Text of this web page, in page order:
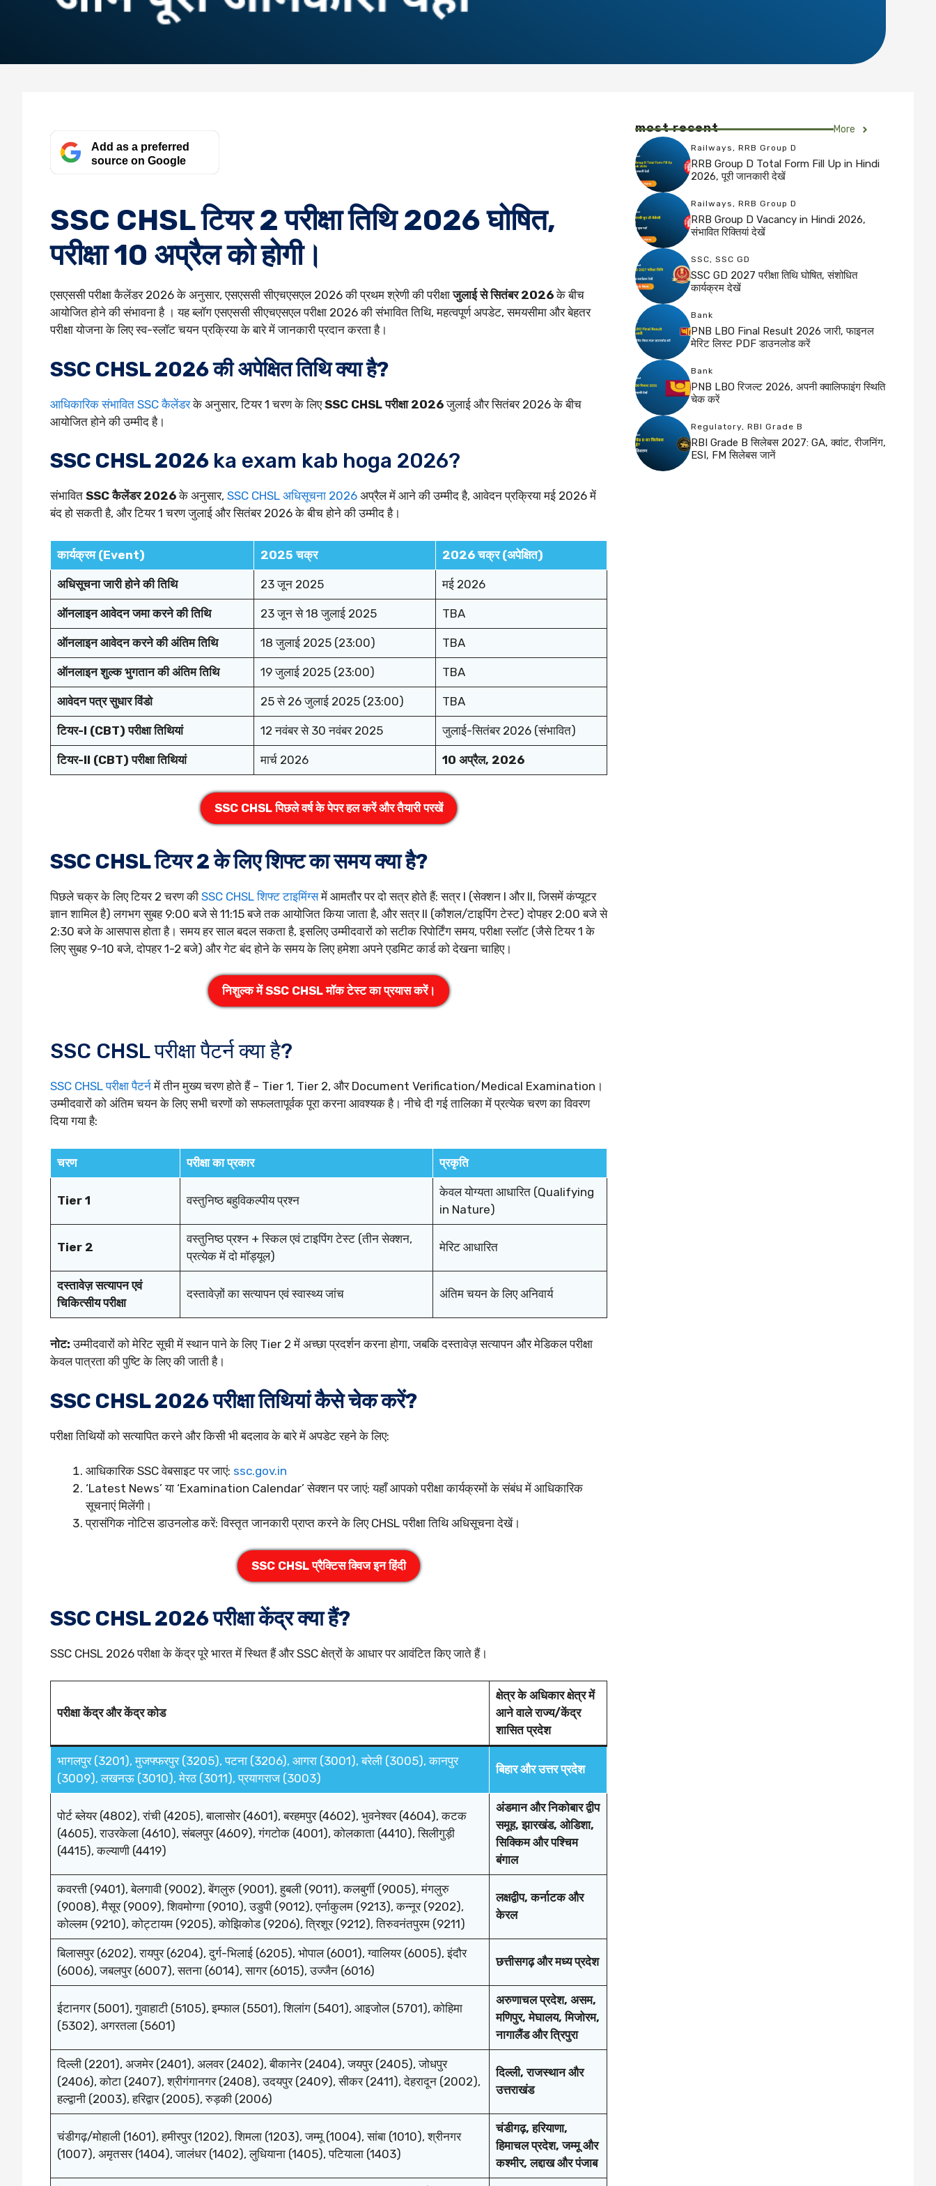
Add as a preferred
source on Google
SSC CHSL टियर 2 परीक्षा तिथि 2026 घोषित,
परीक्षा 10 अप्रैल को होगी।
एसएससी परीक्षा कैलेंडर 2026 के अनुसार, एसएससी सीएचएसएल 2026 की प्रथम श्रेणी की परीक्षाजुलाई से सितंबर 2026के बीच
आयोजित होने की संभावना है । यह ब्लॉग एसएससी सीएचएसएल परीक्षा 2026 की संभावित तिथि, महत्वपूर्ण अपडेट, समयसीमा और बेहतर
परीक्षा योजना के लिए स्व-स्लॉट चयन प्रक्रिया के बारे में जानकारी प्रदान करता है।
SSC CHSL 2026 की अपेक्षित तिथि क्या है?
आधिकारिक संभावित SSC कैलेंडरके अनुसार, टियर 1 चरण के लिएSSC CHSL परीक्षा 2026जुलाई और सितंबर 2026 के बीच
आयोजित होने की उम्मीद है।
SSC CHSL 2026 ka exam kab hoga 2026?
संभावित SSC कैलेंडर 2026के अनुसार, SSC CHSL अधिसूचना 2026 अप्रैल में आने की उम्मीद है, आवेदन प्रक्रिया मई 2026 में
बंद हो सकती है, और टियर 1 चरण जुलाई और सितंबर 2026 के बीच होने की उम्मीद है।
कार्यक्रम (Event) 2025 चक्र 2026 चक्र (अपेक्षित)
अधिसूचना जारी होने की तिथि 23 जून 2025 मई 2026
ऑनलाइन आवेदन जमा करने की तिथि 23 जून से 18 जुलाई 2025 TBA
ऑनलाइन आवेदन करने की अंतिम तिथि 18 जुलाई 2025 (23:00) TBA
ऑनलाइन शुल्क भुगतान की अंतिम तिथि 19 जुलाई 2025 (23:00) TBA
आवेदन पत्र सुधार विंडो 25 से 26 जुलाई 2025 (23:00) TBA
टियर-I (CBT) परीक्षा तिथियां 12 नवंबर से 30 नवंबर 2025 जुलाई-सितंबर 2026 (संभावित)
टियर-II (CBT) परीक्षा तिथियां मार्च 2026 10 अप्रैल, 2026
SSC CHSL पिछले वर्ष के पेपर हल करें और तैयारी परखें
SSC CHSL टियर 2 के लिए शिफ्ट का समय क्या है?
पिछले चक्र के लिए टियर 2 चरण की SSC CHSL शिफ्ट टाइमिंग्समें आमतौर पर दो सत्र होते हैं: सत्र I (सेक्शन I और II, जिसमें कंप्यूटर
ज्ञान शामिल है) लगभग सुबह 9:00 बजे से 11:15 बजे तक आयोजित किया जाता है, और सत्र II (कौशल/टाइपिंग टेस्ट) दोपहर 2:00 बजे से
2:30 बजे के आसपास होता है। समय हर साल बदल सकता है, इसलिए उम्मीदवारों को सटीक रिपोर्टिंग समय, परीक्षा स्लॉट (जैसे टियर 1 के
लिए सुबह 9-10 बजे, दोपहर 1-2 बजे) और गेट बंद होने के समय के लिए हमेशा अपने एडमिट कार्ड को देखना चाहिए।
निशुल्क में SSC CHSL मॉक टेस्ट का प्रयास करें।
SSC CHSL परीक्षा पैटर्न क्या है?
SSC CHSL परीक्षा पैटर्नमें तीन मुख्य चरण होते हैं – Tier 1, Tier 2, और Document Verification/Medical Examination।
उम्मीदवारों को अंतिम चयन के लिए सभी चरणों को सफलतापूर्वक पूरा करना आवश्यक है। नीचे दी गई तालिका में प्रत्येक चरण का विवरण
दिया गया है:
चरण परीक्षा का प्रकार प्रकृति
Tier 1 वस्तुनिष्ठ बहुविकल्पीय प्रश्न
केवल योग्यता आधारित (Qualifying
in Nature)
Tier 2
वस्तुनिष्ठ प्रश्न + स्किल एवं टाइपिंग टेस्ट (तीन सेक्शन,
प्रत्येक में दो मॉड्यूल)
मेरिट आधारित
दस्तावेज़ सत्यापन एवं
चिकित्सीय परीक्षा
दस्तावेज़ों का सत्यापन एवं स्वास्थ्य जांच अंतिम चयन के लिए अनिवार्य
नोट: उम्मीदवारों को मेरिट सूची में स्थान पाने के लिए Tier 2 में अच्छा प्रदर्शन करना होगा, जबकि दस्तावेज़ सत्यापन और मेडिकल परीक्षा
केवल पात्रता की पुष्टि के लिए की जाती है।
SSC CHSL 2026 परीक्षा तिथियां कैसे चेक करें?
परीक्षा तिथियों को सत्यापित करने और किसी भी बदलाव के बारे में अपडेट रहने के लिए:
आधिकारिक SSC वेबसाइट पर जाएं: ssc.gov.in
‘Latest News’ या ‘Examination Calendar’ सेक्शन पर जाएं: यहाँ आपको परीक्षा कार्यक्रमों के संबंध में आधिकारिक
सूचनाएं मिलेंगी।
प्रासंगिक नोटिस डाउनलोड करें: विस्तृत जानकारी प्राप्त करने के लिए CHSL परीक्षा तिथि अधिसूचना देखें।
SSC CHSL प्रैक्टिस क्विज इन हिंदी
SSC CHSL 2026 परीक्षा केंद्र क्या हैं?
SSC CHSL 2026 परीक्षा के केंद्र पूरे भारत में स्थित हैं और SSC क्षेत्रों के आधार पर आवंटित किए जाते हैं।
परीक्षा केंद्र और केंद्र कोड
क्षेत्र के अधिकार क्षेत्र में
आने वाले राज्य/केंद्र
शासित प्रदेश
भागलपुर (3201), मुजफ्फरपुर (3205), पटना (3206), आगरा (3001), बरेली (3005), कानपुर
(3009), लखनऊ (3010), मेरठ (3011), प्रयागराज (3003)
बिहार और उत्तर प्रदेश
पोर्ट ब्लेयर (4802), रांची (4205), बालासोर (4601), बरहमपुर (4602), भुवनेश्वर (4604), कटक
(4605), राउरकेला (4610), संबलपुर (4609), गंगटोक (4001), कोलकाता (4410), सिलीगुड़ी
(4415), कल्याणी (4419)
अंडमान और निकोबार द्वीप
समूह, झारखंड, ओडिशा,
सिक्किम और पश्चिम
बंगाल
कवरत्ती (9401), बेलगावी (9002), बेंगलुरु (9001), हुबली (9011), कलबुर्गी (9005), मंगलुरु
(9008), मैसूर (9009), शिवमोग्गा (9010), उडुपी (9012), एर्नाकुलम (9213), कन्नूर (9202),
कोल्लम (9210), कोट्टायम (9205), कोझिकोड (9206), त्रिशूर (9212), तिरुवनंतपुरम (9211)
लक्षद्वीप, कर्नाटक और
केरल
बिलासपुर (6202), रायपुर (6204), दुर्ग-भिलाई (6205), भोपाल (6001), ग्वालियर (6005), इंदौर
(6006), जबलपुर (6007), सतना (6014), सागर (6015), उज्जैन (6016)
छत्तीसगढ़ और मध्य प्रदेश
ईटानगर (5001), गुवाहाटी (5105), इम्फाल (5501), शिलांग (5401), आइजोल (5701), कोहिमा
(5302), अगरतला (5601)
अरुणाचल प्रदेश, असम,
मणिपुर, मेघालय, मिजोरम,
नागालैंड और त्रिपुरा
दिल्ली (2201), अजमेर (2401), अलवर (2402), बीकानेर (2404), जयपुर (2405), जोधपुर
(2406), कोटा (2407), श्रीगंगानगर (2408), उदयपुर (2409), सीकर (2411), देहरादून (2002),
हल्द्वानी (2003), हरिद्वार (2005), रुड़की (2006)
दिल्ली, राजस्थान और
उत्तराखंड
चंडीगढ़/मोहाली (1601), हमीरपुर (1202), शिमला (1203), जम्मू (1004), सांबा (1010), श्रीनगर
(1007), अमृतसर (1404), जालंधर (1402), लुधियाना (1405), पटियाला (1403)
चंडीगढ़, हरियाणा,
हिमाचल प्रदेश, जम्मू और
कश्मीर, लद्दाख और पंजाब
most recent More
Railways , RRB Group D
RRB Group D Total Form Fill Up in Hindi
2026, पूरी जानकारी देखें
Railways , RRB Group D
RRB Group D Vacancy in Hindi 2026,
संभावित रिक्तियां देखें
SSC, SSC GD
SSC GD 2027 परीक्षा तिथि घोषित, संशोधित
कार्यक्रम देखें
Bank
PNB LBO Final Result 2026 जारी, फाइनल
मेरिट लिस्ट PDF डाउनलोड करें
Bank
PNB LBO रिजल्ट 2026, अपनी क्वालिफाइंग स्थिति
चेक करें
Regulatory, RBI Grade B
RBI Grade B सिलेबस 2027: GA, क्वांट, रीजनिंग,
ESI, FM सिलेबस जानें